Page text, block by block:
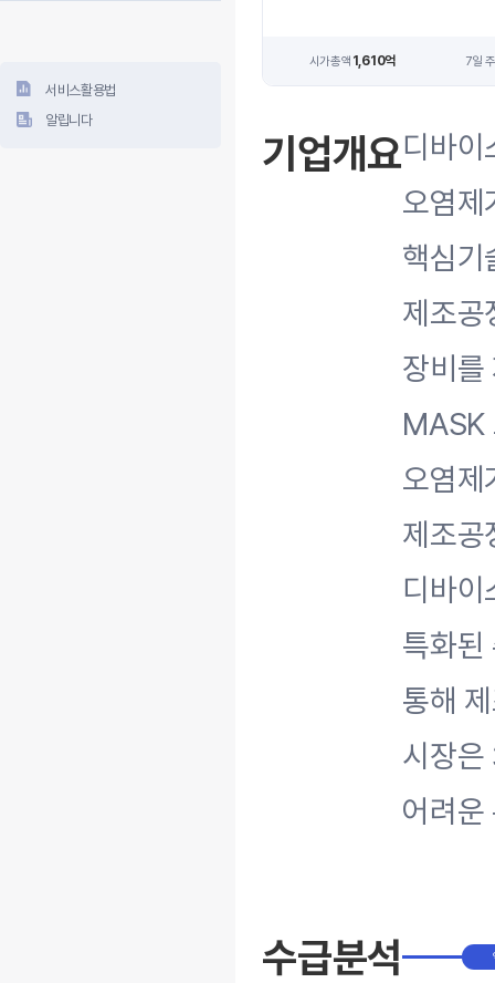
서비스활용법
알립니다
시가총액 1,610억 7일
기업개요디바이
오염제
핵심기
제조
장비를
MASK
오염제
제조공
디바이
특화된
통해
시장은
어려운
수급분석